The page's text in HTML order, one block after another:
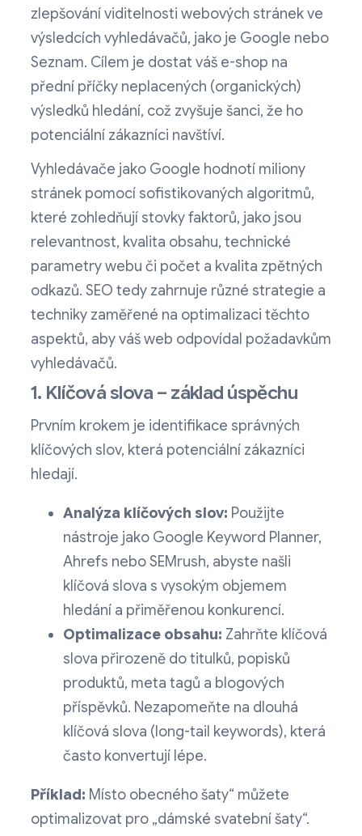
zlepšování viditelnosti webových stránek ve
výsledcích vyhledávačů, jako je Google nebo
Seznam. Cílem je dostat váš e-shop na
přední příčky neplacených (organických)
výsledků hledání, což zvyšuje šanci, že ho
potenciální zákazníci navštíví.
Vyhledávače jako Google hodnotí miliony
stránek pomocí sofistikovaných algoritmů,
které zohledňují stovky faktorů, jako jsou
relevantnost, kvalita obsahu, technické
parametry webu či počet a kvalita zpětných
odkazů. SEO tedy zahrnuje různé strategie a
techniky zaměřené na optimalizaci těchto
aspektů, aby váš web odpovídal požadavkům
vyhledávačů.
1. Klíčová slova – základ úspěchu
Prvním krokem je identifikace správných
klíčových slov, která potenciální zákazníci
hledají.
Analýza klíčových slov: Použijte
nástroje jako Google Keyword Planner,
Ahrefs nebo SEMrush, abyste našli
klíčová slova s vysokým objemem
hledání a přiměřenou konkurencí.
Optimalizace obsahu: Zahrňte klíčová
slova přirozeně do titulků, popisků
produktů, meta tagů a blogových
příspěvků. Nezapomeňte na dlouhá
klíčová slova (long-tail keywords), která
často konvertují lépe.
Příklad: Místo obecného šaty“ můžete
optimalizovat pro „dámské svatební šaty“.